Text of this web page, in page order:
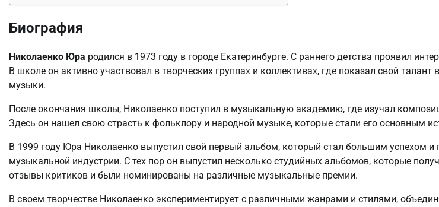
Биография
Николаенко Юра родился в 1973 году в городе Екатеринбурге. С раннего детства проявил
В школе он активно участвовал в творческих группах и коллективах, где показал свой талант
музыки.
После окончания школы, Николаенко поступил в музыкальную академию, где изучал
Здесь он нашел свою страсть к фольклору и народной музыке, которые стали его основным
В 1999 году Юра Николаенко выпустил свой первый альбом, который стал большим успехом и
музыкальной индустрии. С тех пор он выпустил несколько студийных альбомов, которые
отзывы критиков и были номинированы на различные музыкальные премии.
В своем творчестве Николаенко экспериментирует с различными жанрами и стилями,